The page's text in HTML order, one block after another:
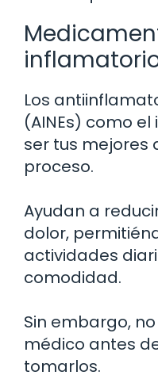
Los
(AINEs) como
ser tus mejores
proceso.
Ayudan a
dolor,
actividades
comodidad.
Sin embargo,
médico antes
tomarlos.